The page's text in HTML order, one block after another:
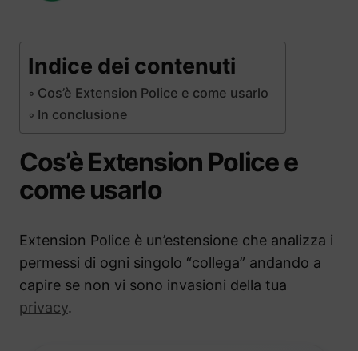
Indice dei contenuti
Cos’è Extension Police e come usarlo
In conclusione
Cos’è Extension Police e
come usarlo
Extension Police è un’estensione che analizza i
permessi di ogni singolo “collega” andando a
capire se non vi sono invasioni della tua
privacy.